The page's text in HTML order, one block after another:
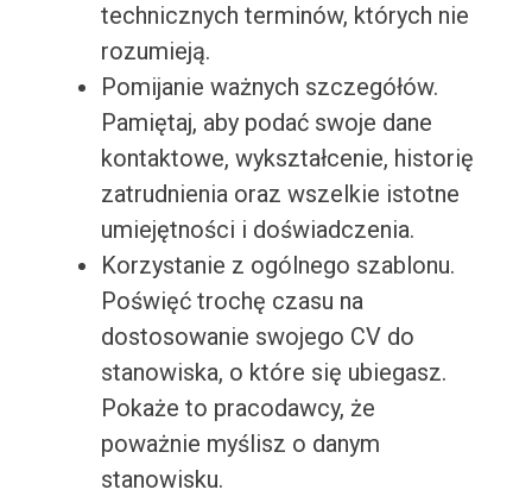
technicznych terminów, których nie
rozumieją.
Pomijanie ważnych szczegółów.
Pamiętaj, aby podać swoje dane
kontaktowe, wykształcenie, historię
zatrudnienia oraz wszelkie istotne
umiejętności i doświadczenia.
Korzystanie z ogólnego szablonu.
Poświęć trochę czasu na
dostosowanie swojego CV do
stanowiska, o które się ubiegasz.
Pokaże to pracodawcy, że
poważnie myślisz o danym
stanowisku.